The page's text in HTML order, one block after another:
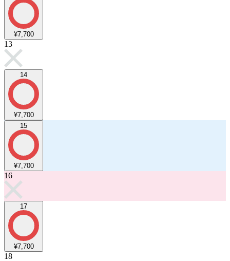
¥7,700
13
14
¥7,700
15
¥7,700
16
17
¥7,700
18